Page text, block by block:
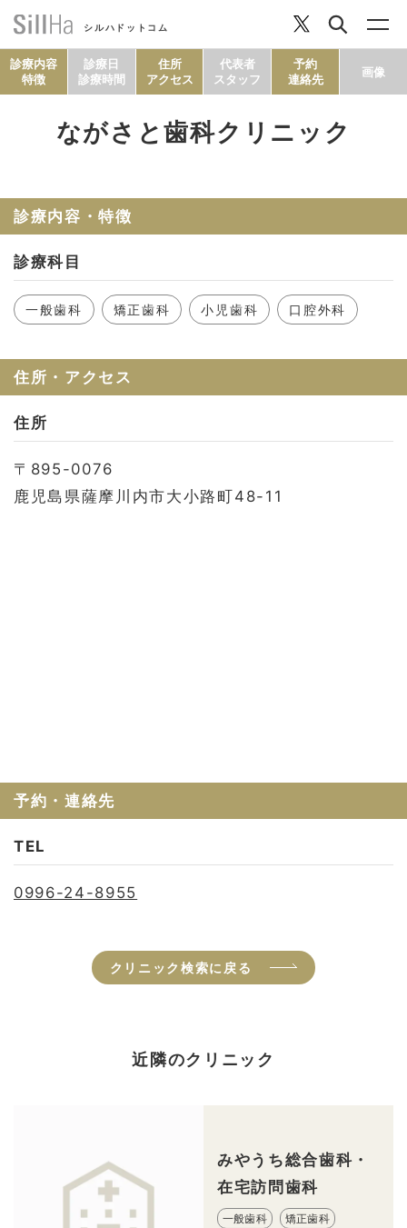
シルハドットコム
セルフチェック
診療内容
特徴
診療日
診療時間
住所
アクセス
代表者
スタッフ
予約
連絡先
画像
ながさと歯科クリニック
診療内容・特徴
診療科目
一般歯科 矯正歯科 小児歯科 口腔外科
住所・アクセス
住所
〒895-0076
鹿児島県薩摩川内市大小路町48-11
予約・連絡先
TEL
0996-24-8955
クリニック検索に戻る
近隣のクリニック
みやうち総合歯科・
在宅訪問歯科
一般歯科 矯正歯科